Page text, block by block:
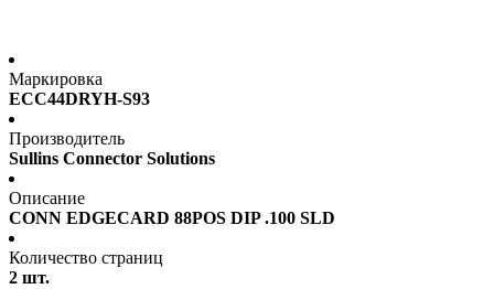
Маркировка
ECC44DRYH-S93
Производитель
Sullins Connector Solutions
Описание
CONN EDGECARD 88POS DIP .100 SLD
Количество страниц
2 шт.